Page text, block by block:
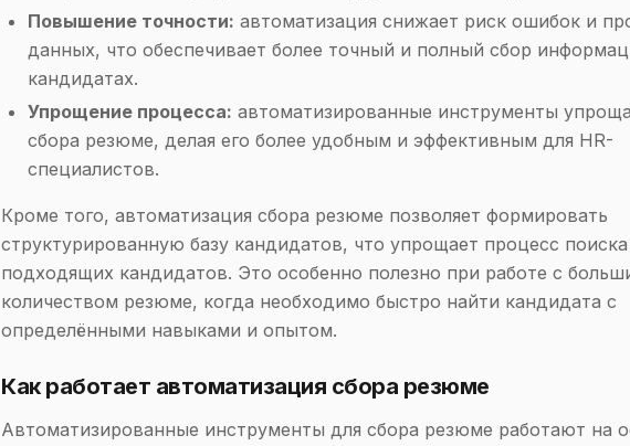
Повышение точности: автоматизация снижает риск ошибок и
данных, что обеспечивает более точный и полный сбор
кандидатах.
Упрощение процесса: автоматизированные инструменты
сбора резюме, делая его более удобным и эффективным для HR-
специалистов.
Кроме того, автоматизация сбора резюме позволяет формировать
структурированную базу кандидатов, что упрощает процесс
подходящих кандидатов. Это особенно полезно при работе с
количеством резюме, когда необходимо быстро найти кандидата с
определёнными навыками и опытом.
Как работает автоматизация сбора резюме
Автоматизированные инструменты для сбора резюме работают на